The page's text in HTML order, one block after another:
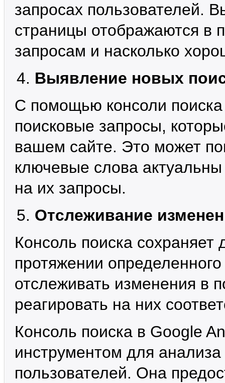
запросах пользователей.
страницы отображаются в
запросам и насколько
Выявление новых
С помощью консоли
поисковые запросы,
вашем сайте. Это может
ключевые слова
на их запросы.
Отслеживание
Консоль поиска
протяжении
отслеживать изменения в
реагировать на них
Консоль поиска в Google
инструментом для
пользователей. Она